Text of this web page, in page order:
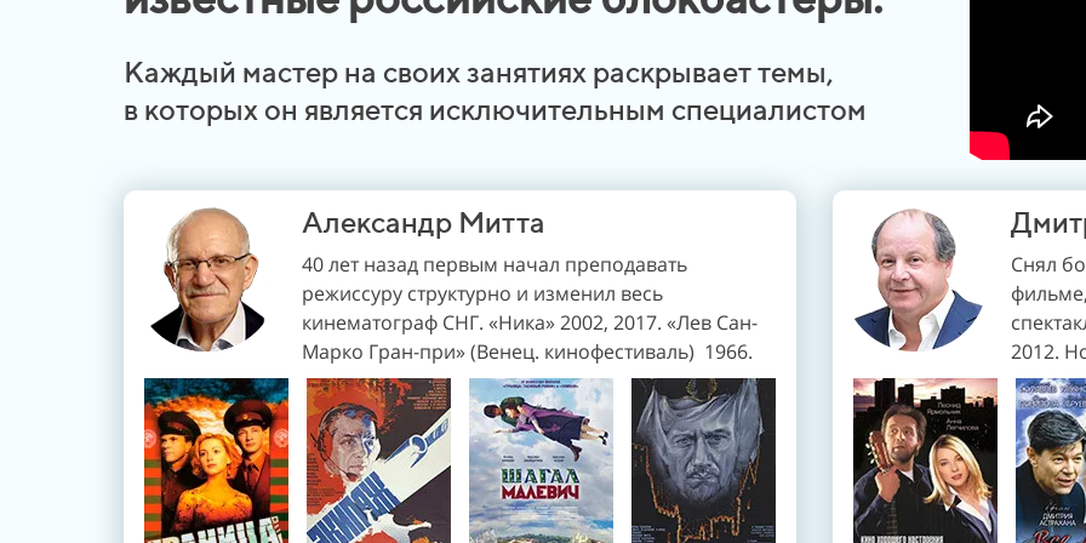
Каждый мастер на своих занятиях раскрывает темы,
в которых он является исключительным специалистом
Александр Митта
40 лет назад первым начал преподавать
режиссуру структурно и изменил весь
кинематограф СНГ. «Ника» 2002, 2017. «Лев Сан-
Марко Гран-при»(Венец. кинофестиваль) 1966.
Снял
2012.